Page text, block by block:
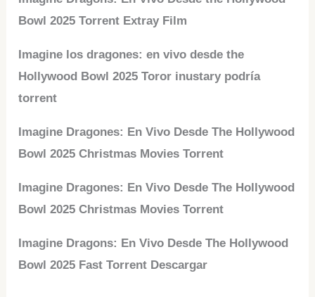
Bowl 2025 Torrent Extray Film
Imagine los dragones: en vivo desde the
Hollywood Bowl 2025 Toror inustary podría
torrent
Imagine Dragones: En Vivo Desde The Hollywood
Bowl 2025 Christmas Movies Torrent
Imagine Dragones: En Vivo Desde The Hollywood
Bowl 2025 Christmas Movies Torrent
Imagine Dragons: En Vivo Desde The Hollywood
Bowl 2025 Fast Torrent Descargar